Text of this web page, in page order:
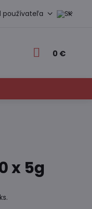
používateľa
0 €
x 5g